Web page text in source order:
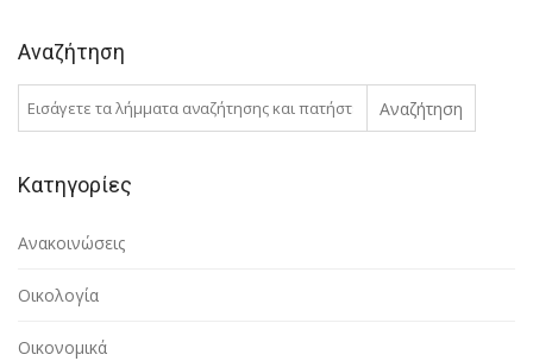
Αναζήτηση
Αναζήτηση
Κατηγορίες
Ανακοινώσεις
Οικολογία
Οικονομικά